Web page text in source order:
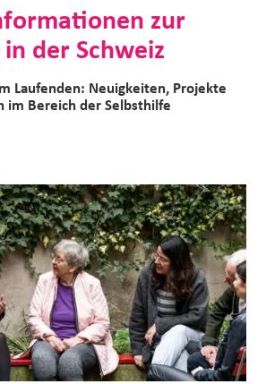
zur
der Schweiz
Laufenden: Neuigkeiten, Projekte
im Bereich der Selbsthilfe